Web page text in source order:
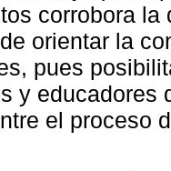
corrobora
orientar la
pues
y educadores
el proceso